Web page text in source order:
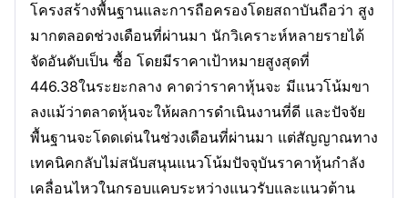
โครงสร้างพื้นฐานและการถือครองโดยสถาบันถือว่า สูง
มากตลอดช่วงเดือนที่ผ่านมา นักวิเคราะห์หลายรายได้
จัดอันดับเป็น ซื้อ โดยมีราคาเป้าหมายสูงสุดที่
446.38ในระยะกลาง คาดว่าราคาหุ้นจะ มีแนวโน้มขา
ลงแม้ว่าตลาดหุ้นจะให้ผลการดำเนินงานที่ดี และปัจจัย
พื้นฐานจะโดดเด่นในช่วงเดือนที่ผ่านมา แต่สัญญาณทาง
เทคนิคกลับไม่สนับสนุนแนวโน้มปัจจุบันราคาหุ้นกำลัง
เคลื่อนไหวในกรอบแคบระหว่างแนวรับและแนวต้าน